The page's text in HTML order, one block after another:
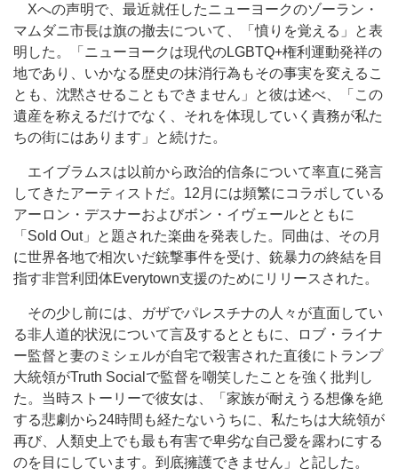
Xへの声明で、最近就任したニューヨークのゾーラン・
マムダニ市長は旗の撤去について、「憤りを覚える」と表
明した。「ニューヨークは現代のLGBTQ+権利運動発祥の
地であり、いかなる歴史の抹消行為もその事実を変えるこ
とも、沈黙させることもできません」と彼は述べ、「この
遺産を称えるだけでなく、それを体現していく責務が私た
ちの街にはあります」と続けた。
エイブラムスは以前から政治的信条について率直に発言
してきたアーティストだ。12月には頻繁にコラボしている
アーロン・デスナーおよびボン・イヴェールとともに
「Sold Out」と題された楽曲を発表した。同曲は、その月
に世界各地で相次いだ銃撃事件を受け、銃暴力の終結を目
指す非営利団体Everytown支援のためにリリースされた。
その少し前には、ガザでパレスチナの人々が直面してい
る非人道的状況について言及するとともに、ロブ・ライナ
ー監督と妻のミシェルが自宅で殺害された直後にトランプ
大統領がTruth Socialで監督を嘲笑したことを強く批判し
た。当時ストーリーで彼女は、「家族が耐えうる想像を絶
する悲劇から24時間も経たないうちに、私たちは大統領が
再び、人類史上でも最も有害で卑劣な自己愛を露わにする
のを目にしています。到底擁護できません」と記した。